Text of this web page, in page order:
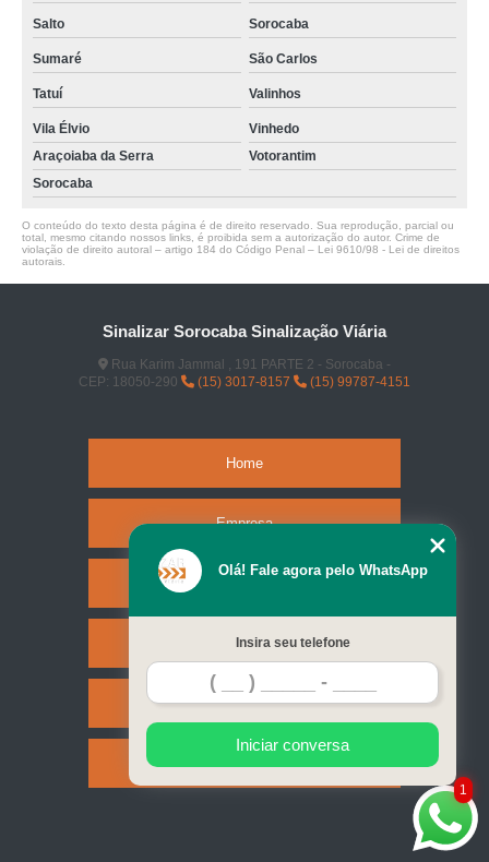
Salto Sorocaba
Sumaré São Carlos
Tatuí Valinhos
Vila Élvio
Vinhedo
Araçoiaba da Serra
Votorantim
Sorocaba
O conteúdo do texto desta página é de direito reservado. Sua reprodução, parcial ou
total, mesmo citando nossos links, é proibida sem a autorização do autor. Crime de
violação de direito autoral – artigo 184 do Código Penal – Lei 9610/98 - Lei de direitos
autorais
Sinalizar Sorocaba Sinalização Viária
Rua Karim Jammal , 191 PARTE 2 - Sorocaba -
CEP: 18050-290
(15) 3017-8157 (15) 99787-4151
Home
Empresa
Serviços
Contato
Mapa do site
1
Olá! Fale agora pelo WhatsApp
Insira seu telefone
Iniciar conversa